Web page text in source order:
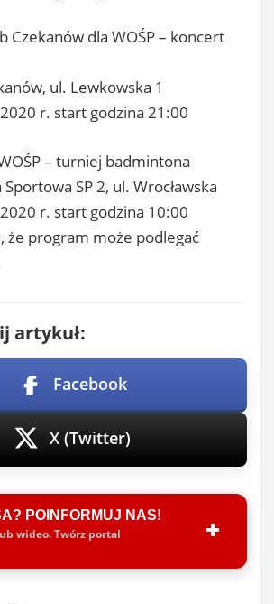
Czekanów dla WOŚP – koncert
ul. Lewkowska 1
r. start godzina 21:00
– turniej badmintona
SP 2, ul. Wrocławska
r. start godzina 10:00
program może podlegać
artykuł:
Facebook
X (Twitter)
POINFORMUJ NAS!
wideo. Twórz portal